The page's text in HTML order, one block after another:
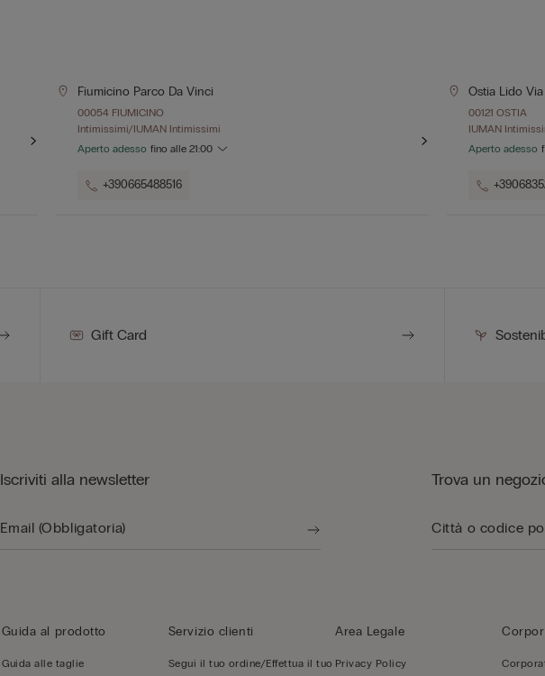
Fiumicino Parco Da Vinci
00054 FIUMICINO
Intimissimi/IUMAN Intimissimi
Aperto adesso fino alle21:00
+390665488516
Ostia Lido
00121 OSTIA
IUMAN
Aperto adesso
Gift Card
Iscriviti alla newsletter Trova un
Guida al prodotto
Guida alle taglie
Servizio clienti
Segui il tuo ordine/Effettua il tuo
Area Legale
Privacy Policy